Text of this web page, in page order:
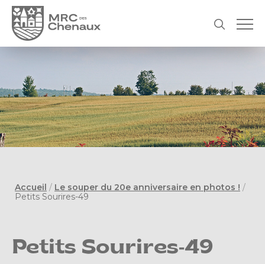
Accueil / Le souper du 20e anniversaire en photos ! /
Petits Sourires-49
Petits Sourires-49